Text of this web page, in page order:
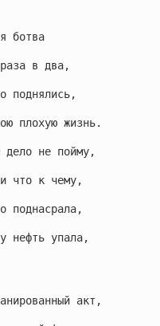
ботва
в два,
поднялись,
плохую жизнь.
дело не пойму,
что к чему,
поднасрала,
нефть упала,
акт,